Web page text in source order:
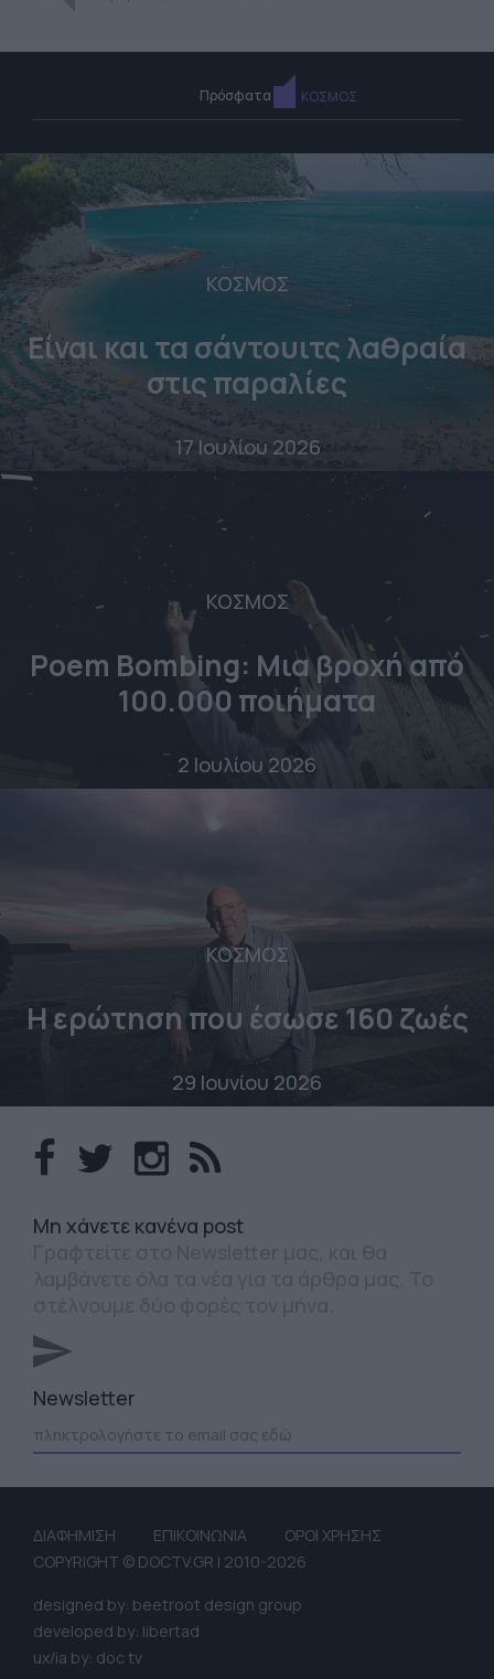
Πρόσφατα ΚΟΣΜΟΣ
ΚΟΣΜΟΣ
Είναι και τα σάντουιτς λαθραία
στις παραλίες
17 Ιουλίου 2026
ΚΟΣΜΟΣ
Poem Bombing: Mια βροχή από
100.000 ποιήματα
2 Ιουλίου 2026
ΚΟΣΜΟΣ
Η ερώτηση που έσωσε 160 ζωές
29 Ιουνίου 2026
Mη χάνετε κανένα post
Newsletter
ΔΙΑΦΗΜΙΣΗ ΕΠΙΚΟΙΝΩΝΙΑ
ΟΡΟΙ ΧΡΗΣΗΣ
COPYRIGHT © DOCTV.GR | 2010-2026
designed by: beetroot design group
developed by: libertad
ux/ia by: doc tv